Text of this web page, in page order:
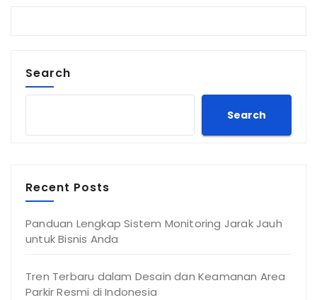
Search
Search
Recent Posts
Panduan Lengkap Sistem Monitoring Jarak Jauh
untuk Bisnis Anda
Tren Terbaru dalam Desain dan Keamanan Area
Parkir Resmi di Indonesia